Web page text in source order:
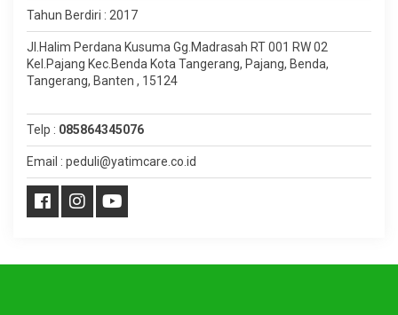
Tahun Berdiri : 2017
Jl.Halim Perdana Kusuma Gg.Madrasah RT 001 RW 02
Kel.Pajang Kec.Benda Kota Tangerang, Pajang, Benda,
Tangerang, Banten , 15124
Telp : 085864345076
Email : peduli@yatimcare.co.id